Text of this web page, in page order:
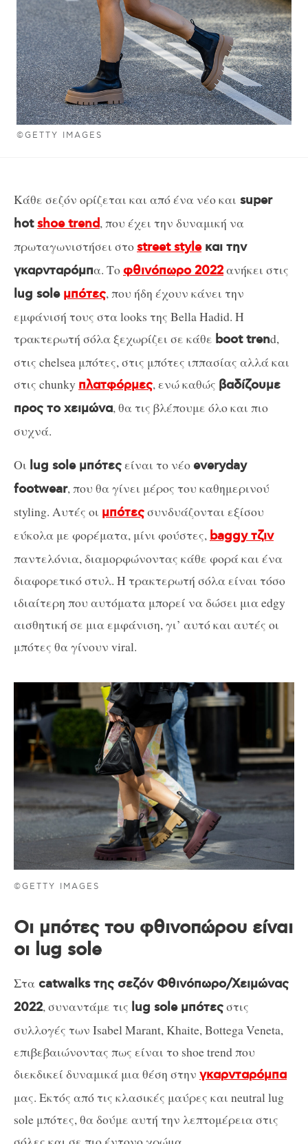
©GETTY IMAGES
Κάθε σεζόν ορίζεται και από ένα νέο και super
hotshoe trend, που έχει την δυναμική να
πρωταγωνιστήσει στοstreet styleκαι την
γκαρνταρόμπα. Τοφθινόπωρο 2022ανήκει στις
lug sole μπότες, που ήδη έχουν κάνει την
εμφάνισή τους στα looks της Bella Hadid. Η
τρακτερωτή σόλα ξεχωρίζει σε κάθε boot trend,
στις chelsea μπότες, στις μπότες ιππασίας αλλά και
στις chunky πλατφόρμες, ενώ καθώς βαδίζουμε
προς το χειμώνα, θα τις βλέπουμε όλο και πιο
συχνά.
Οι lug sole μπότεςείναι το νέοeveryday
footwear, που θα γίνει μέρος του καθημερινού
styling. Αυτές οι μπότεςσυνδυάζονται εξίσου
εύκολα με φορέματα, μίνι φούστες, baggy τζιν
παντελόνια, διαμορφώνοντας κάθε φορά και ένα
διαφορετικό στυλ. Η τρακτερωτή σόλα είναι τόσο
ιδιαίτερη που αυτόματα μπορεί να δώσει μια edgy
αισθητική σε μια εμφάνιση, γι’ αυτό και αυτές οι
μπότες θα γίνουν viral.
©GETTY IMAGES
Οι μπότες του φθινοπώρου είναι
οι lug sole
Στα catwalks της σεζόν Φθινόπωρο/Χειμώνας
2022, συναντάμε τις lug sole μπότεςστις
συλλογές των Isabel Marant, Khaite, Bottega Veneta,
επιβεβαιώνοντας πως είναι το shoe trend που
διεκδικεί δυναμικά μια θέση στην γκαρνταρόμπα
μας. Εκτός από τις κλασικές μαύρες και neutral lug
sole μπότες, θα δούμε αυτή την λεπτομέρεια στις